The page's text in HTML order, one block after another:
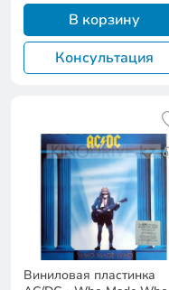
В корзину
Консультация
Виниловая пластинка